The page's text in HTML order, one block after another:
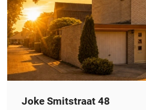
Joke Smitstraat 48